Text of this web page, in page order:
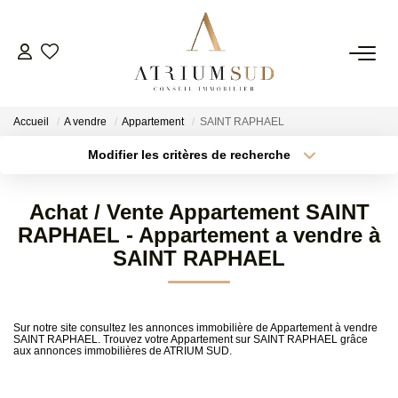
TRANSACTION
SYNDIC
AGENCE
Accueil A vendre Appartement SAINT RAPHAEL
Modifier les critères de recherche
Sélectionnez...
Type de bien
Surface min
Achat / Vente Appartement SAINT
RAPHAEL - Appartement a vendre à
SAINT RAPHAEL
Sur notre site consultez les annonces immobilière de Appartement à vendre
SAINT RAPHAEL. Trouvez votre Appartement sur SAINT RAPHAEL grâce
aux annonces immobilières de ATRIUM SUD.